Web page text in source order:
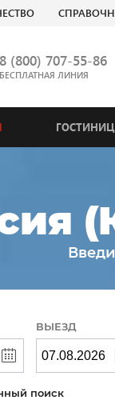
8 (800) 707-55-86
БЕСПЛАТНАЯ ЛИНИЯ
ВЫЕЗД
поиск